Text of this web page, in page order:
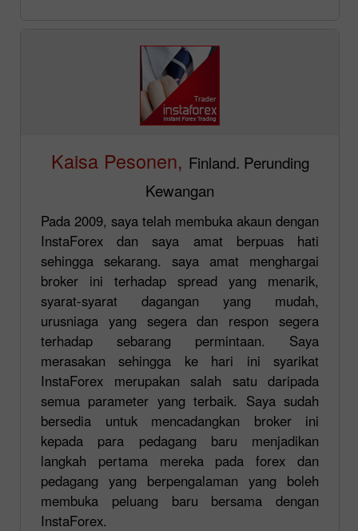
Kaisa Pesonen, Finland. Perunding
Kewangan
Pada 2009, saya telah membuka akaun dengan
InstaForex dan saya amat berpuas hati
sehingga sekarang. saya amat menghargai
broker ini terhadap spread yang menarik,
syarat-syarat dagangan yang mudah,
urusniaga yang segera dan respon segera
terhadap sebarang permintaan. Saya
merasakan sehingga ke hari ini syarikat
InstaForex merupakan salah satu daripada
semua parameter yang terbaik. Saya sudah
bersedia untuk mencadangkan broker ini
kepada para pedagang baru menjadikan
langkah pertama mereka pada forex dan
pedagang yang berpengalaman yang boleh
membuka peluang baru bersama dengan
InstaForex.